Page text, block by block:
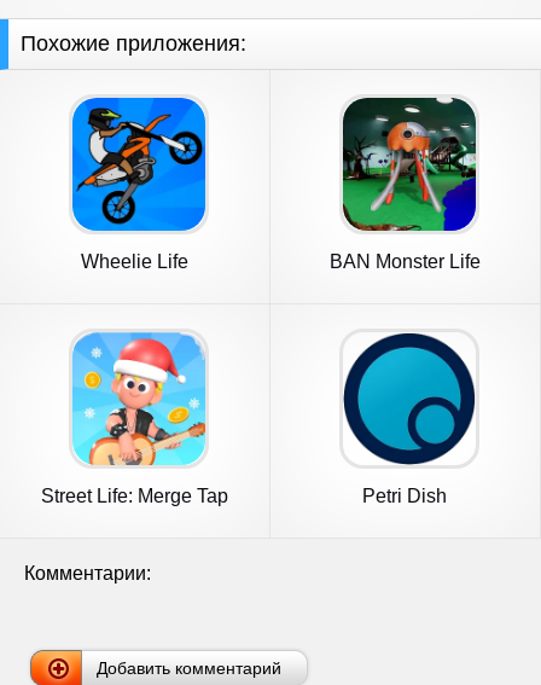
Похожие приложения:
Wheelie Life
BAN Monster Life
Street Life: Merge Tap
Petri Dish
Комментарии:
Добавить комментарий